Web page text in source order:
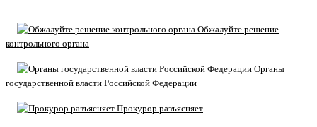
Обжалуйте решение
контрольного органа
Органы
государственной власти Российской Федерации
Прокурор разъясняет